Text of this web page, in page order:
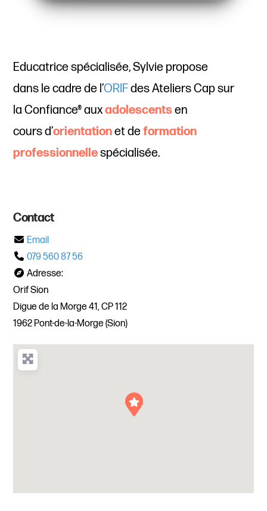
Educatrice spécialisée, Sylvie propose
dans le cadre de l’ORIFdes Ateliers Cap sur
la Confiance® auxadolescentsen
cours d’orientationet deformation
professionnellespécialisée.
Contact
Email
079 560 87 56
Adresse:
Orif Sion
Digue de la Morge 41, CP 112
1962 Pont-de-la-Morge (Sion)